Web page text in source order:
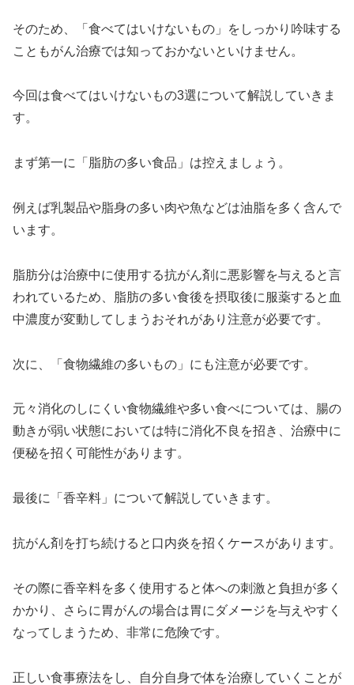
そのため、「食べてはいけないもの」をしっかり吟味する
こともがん治療では知っておかないといけません。
今回は食べてはいけないもの3選について解説していきま
す。
まず第一に「脂肪の多い食品」は控えましょう。
例えば乳製品や脂身の多い肉や魚などは油脂を多く含んで
います。
脂肪分は治療中に使用する抗がん剤に悪影響を与えると言
われているため、脂肪の多い食後を摂取後に服薬すると血
中濃度が変動してしまうおそれがあり注意が必要です。
次に、「食物繊維の多いもの」にも注意が必要です。
元々消化のしにくい食物繊維や多い食べについては、腸の
動きが弱い状態においては特に消化不良を招き、治療中に
便秘を招く可能性があります。
最後に「香辛料」について解説していきます。
抗がん剤を打ち続けると口内炎を招くケースがあります。
その際に香辛料を多く使用すると体への刺激と負担が多く
かかり、さらに胃がんの場合は胃にダメージを与えやすく
なってしまうため、非常に危険です。
正しい食事療法をし、自分自身で体を治療していくことが